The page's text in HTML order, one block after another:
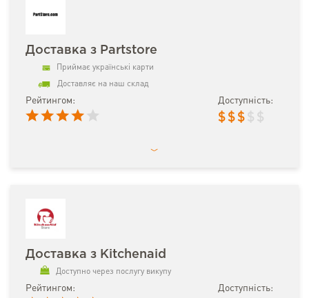
Доставка з Partstore
Приймає українські карти
Доставляє на наш склад
Рейтингом: Доступність:
$ $ $ $ $
Доставка з Kitchenaid
Доступно через послугу викупу
Рейтингом: Доступність: